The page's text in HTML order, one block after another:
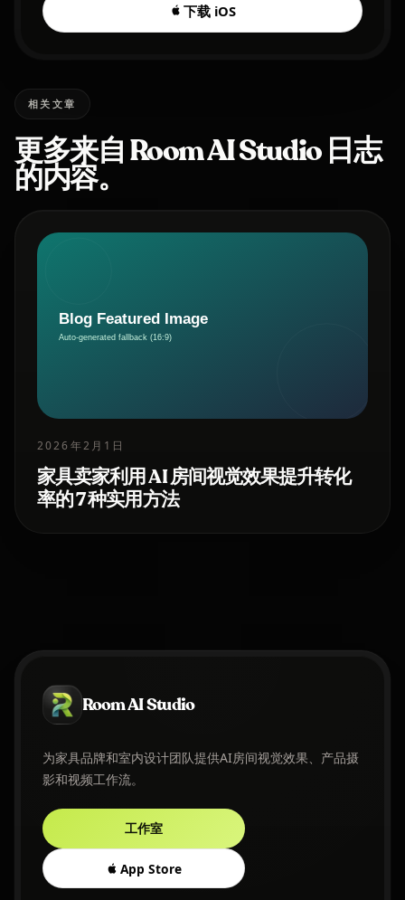
下载 iOS
相关文章
更多来自 Room AI Studio 日志
的内容。
2026年2月1日
家具卖家利用 AI 房间视觉效果提升转化
率的 7 种实用方法
Room AI Studio
为家具品牌和室内设计团队提供AI房间视觉效果、产品摄
影和视频工作流。
工作室
App Store